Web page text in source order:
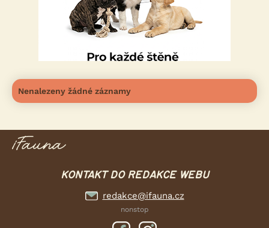
Nenalezeny žádné záznamy
KONTAKT DO REDAKCE WEBU
redakce@ifauna.cz
nonstop